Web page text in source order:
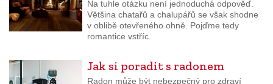
Na tuhle otázku není jednoduchá odpověď.
Většina chatařů a chalupářů se však shodne
v oblibě otevřeného ohně. Pojďme tedy
romantice vstříc.
Jak si poradit s radonem
Radon může být nebezpečný pro zdraví